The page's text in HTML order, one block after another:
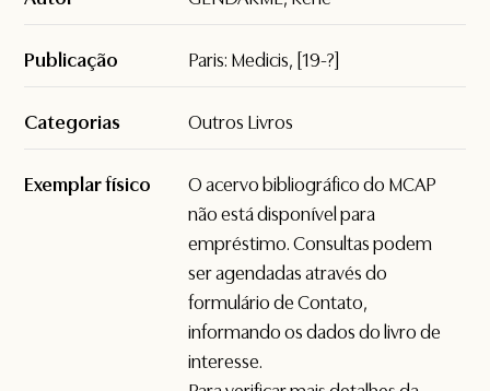
Publicação Paris: Medicis, [19-?]
Categorias Outros Livros
Exemplar físico
O acervo bibliográfico do MCAP
não está disponível para
empréstimo. Consultas podem
ser agendadas através do
formulário deContato,
informando os dados do livro de
interesse.